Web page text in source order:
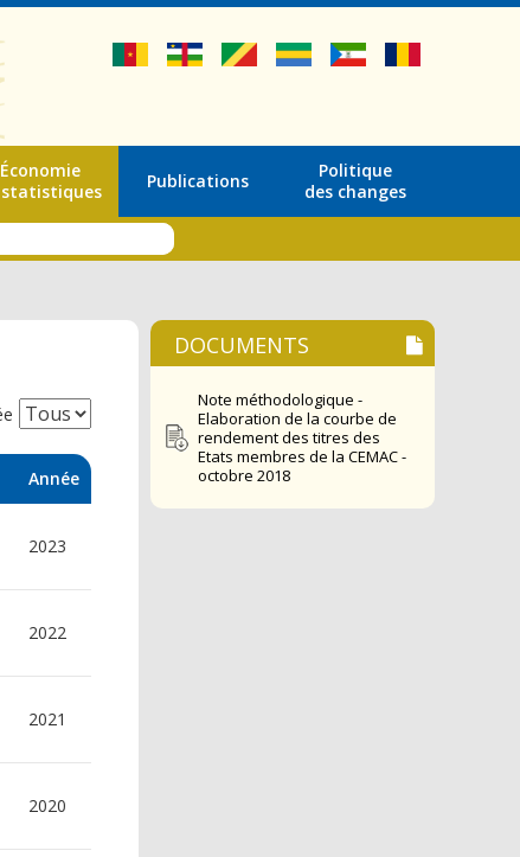
Économie
Publications
Politique
des changes
Année
2023
2022
2021
2020
DOCUMENTS
Note méthodologique -
Elaboration de la courbe de
rendement des titres des
Etats membres de la CEMAC -
octobre 2018